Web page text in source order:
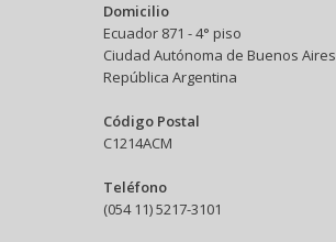
Domicilio
Ecuador 871 - 4° piso
Ciudad Autónoma de Buenos Aires
República Argentina
Código Postal
C1214ACM
Teléfono
(054 11) 5217-3101